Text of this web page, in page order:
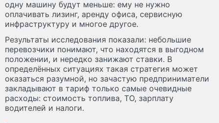
одну машину будут меньше: ему не нужно
оплачивать лизинг, аренду офиса, сервисную
инфраструктуру и многое другое.
Результаты исследования показали: небольшие
перевозчики понимают, что находятся в выгодном
положении, и нередко занижают ставки. В
определённых ситуациях такая стратегия может
оказаться разумной, но зачастую предприниматели
закладывают в тариф только самые очевидные
расходы: стоимость топлива, ТО, зарплату
водителей и налоги.